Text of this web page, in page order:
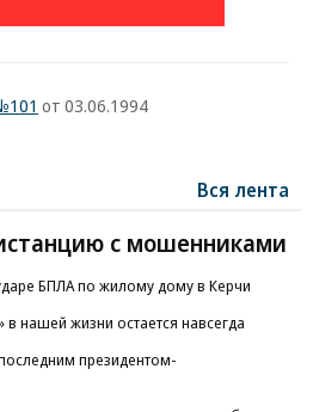
от 03.06.1994
Вся лента
с мошенниками
БПЛА по жилому дому в Керчи
нашей жизни остается навсегда
президентом-